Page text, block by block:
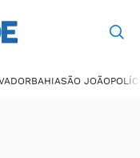
BAHIASÃO JOÃO